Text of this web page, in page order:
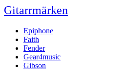
Gitarrmärken
Epiphone
Faith
Fender
Gear4music
Gibson